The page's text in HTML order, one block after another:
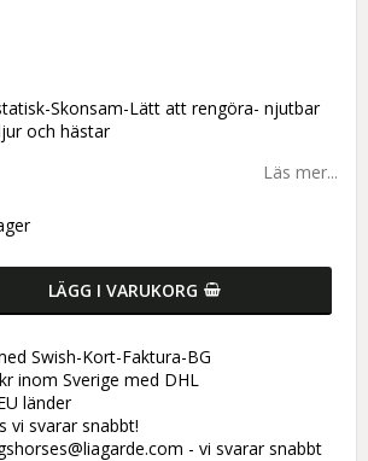
Skonsam-Lätt att rengöra- njutbar
och hästar
Läs mer...
LÄGG I VARUKORG
Swish-Kort-Faktura-BG
inom Sverige med DHL
länder
vi svarar snabbt!
- vi svarar snabbt